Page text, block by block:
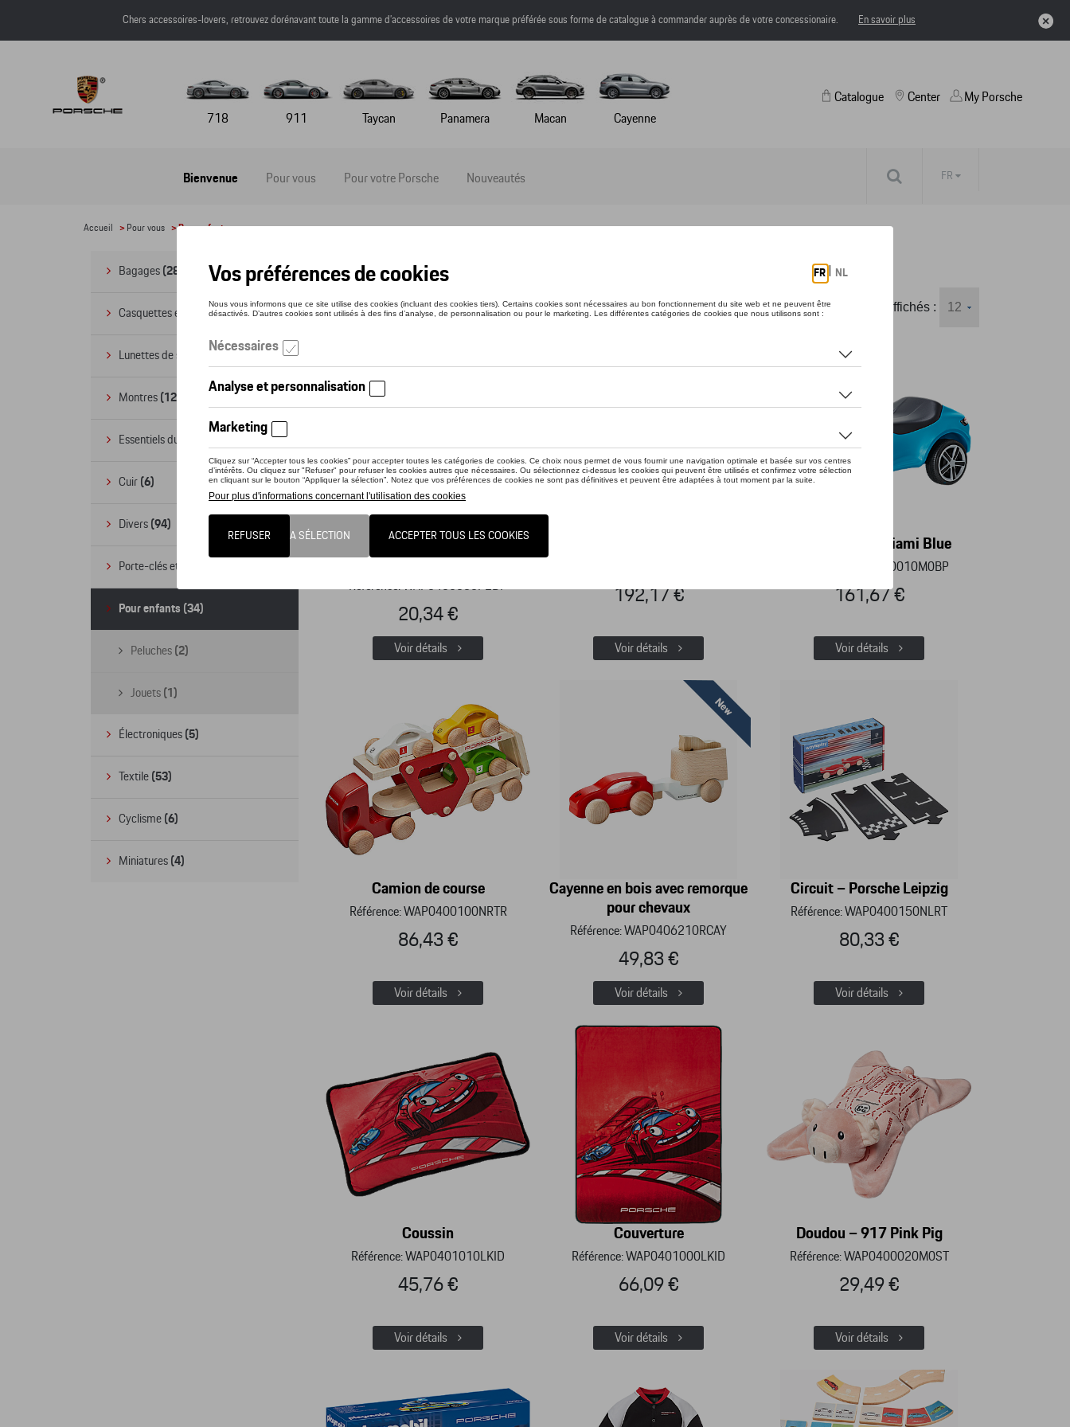
Chers accessoires-lovers, retrouvez dorénavant toute la gamme d’accessoires de votre marque préférée sous forme de catalogue à commander auprès de votre concessionaire. En savoir plus
718 911 Taycan Panamera Macan Cayenne
Catalogue
Bienvenue Pour vous Pour votre Porsche Nouveautés
Center My Porsche
FR
Accueil > Pour vous > Pour enfants
Bagages (28)
Casquettes et bonnets(20)
Lunettes de soleil
Montres (12)
Essentiels du bureau
Cuir (6)
Divers (94)
Porte-clés et cordons
Pour enfants (34)
Peluches (2)
Jouets (1)
Électroniques (5)
Textile (53)
Cyclisme (6)
Miniatures (4)
Pour enfants
Nombre d'éléments affichés :
2D Puzzle Ravensburger -
20,34 €
Voir détails
192,17 €
Voir détails
Baby Porsche, Miami Blue
Référence: WAP0400010M0BP
161,67 €
Voir détails
Camion de course
Référence: WAP0400100NRTR
86,43 €
Voir détails
Cayenne en bois avec remorque
pour chevaux
Référence: WAP0406210RCAY
49,83 €
Voir détails
Circuit – Porsche Leipzig
Référence: WAP0400150NLRT
80,33 €
Voir détails
Coussin
Référence: WAP0401010LKID
45,76 €
Voir détails
Couverture
Référence: WAP0401000LKID
66,09 €
Voir détails
Doudou – 917 Pink Pig
Référence: WAP0400020M0ST
29,49 €
Voir détails